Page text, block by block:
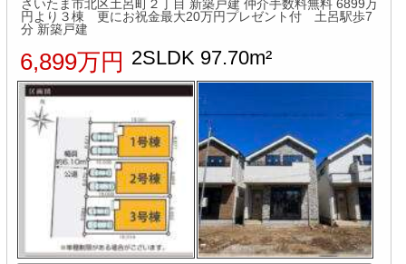
さいたま市北区土呂町２丁目 新築戸建 仲介手数料無料 6899万
円より３棟 更にお祝金最大20万円プレゼント付 土呂駅歩7
分 新築戸建
6,899万円 2SLDK 97.70m²